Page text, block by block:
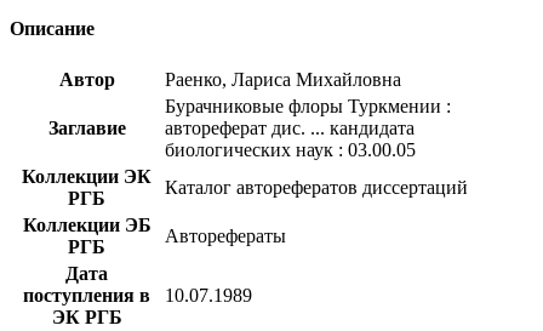
Описание
Автор Раенко, Лариса Михайловна
Заглавие
Бурачниковые флоры Туркмении :
автореферат дис. ... кандидата
биологических наук : 03.00.05
Коллекции ЭК
РГБ
Каталог авторефератов диссертаций
Коллекции ЭБ
РГБ
Авторефераты
Дата
поступления в
ЭК РГБ
10.07.1989